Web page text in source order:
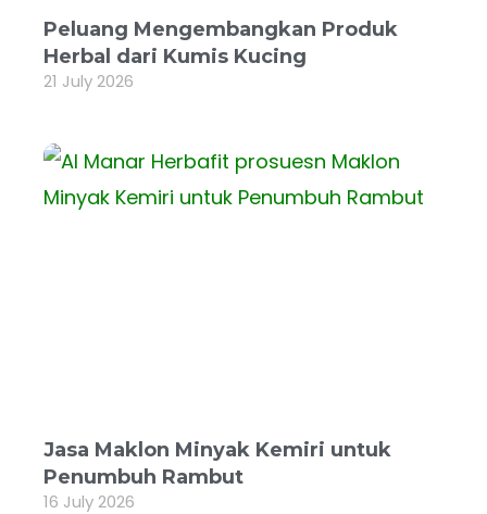
Peluang Mengembangkan Produk
Herbal dari Kumis Kucing
21 July 2026
Jasa Maklon Minyak Kemiri untuk
Penumbuh Rambut
16 July 2026